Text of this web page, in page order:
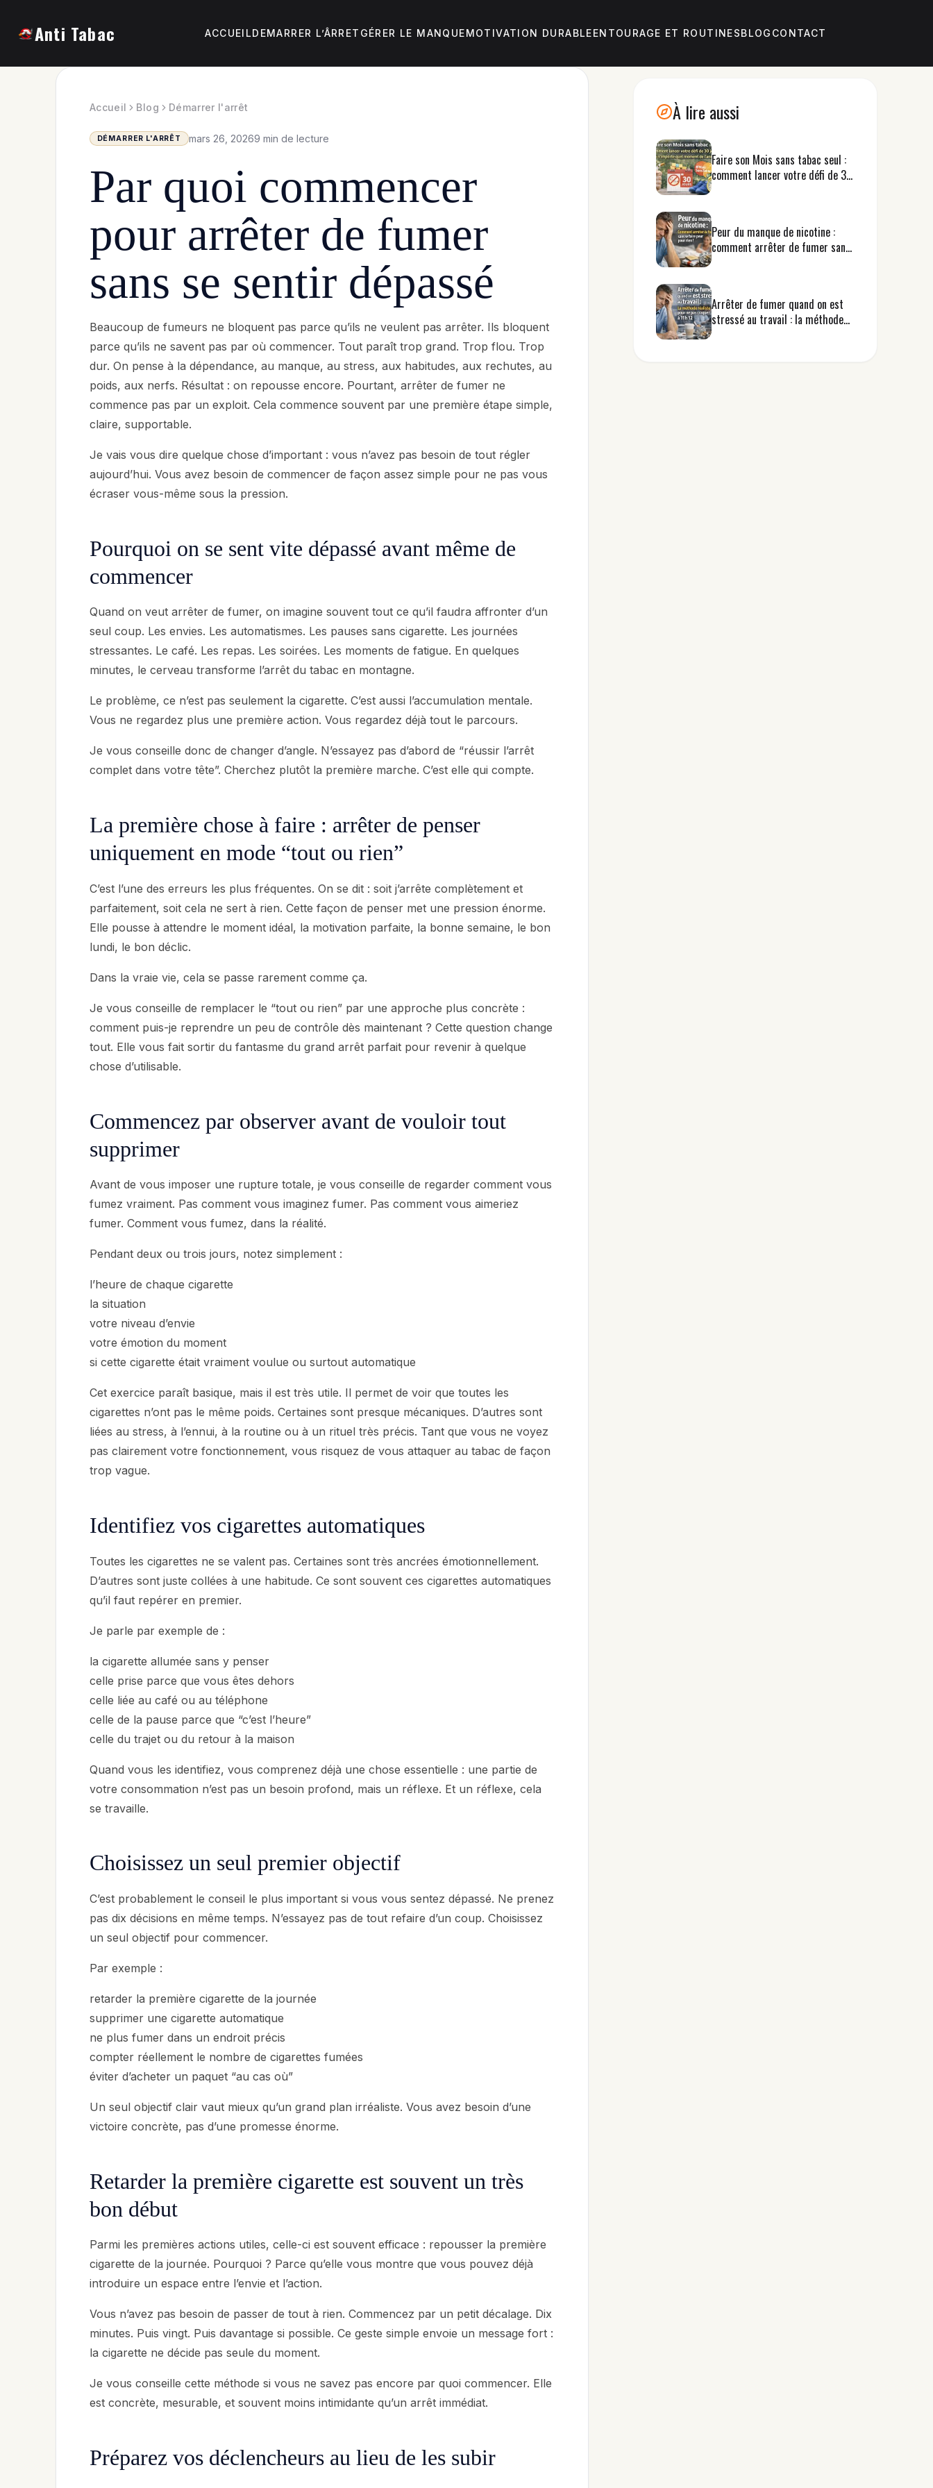
Anti Tabac ACCUEILDEMARRER L’ÂRRET GÉRER LE MANQUEMOTIVATION DURABLEENTOURAGE ET ROUTINESBLOG CONTACT
Accueil Blog Démarrer l'arrêt
DÉMARRER L'ARRÊT mars 26, 20269 min de lecture
Par quoi commencer
pour arrêter de fumer
sans se sentir dépassé
Beaucoup de fumeurs ne bloquent pas parce qu’ils ne veulent pas arrêter. Ils bloquent
parce qu’ils ne savent pas par où commencer. Tout paraît trop grand. Trop flou. Trop
dur. On pense à la dépendance, au manque, au stress, aux habitudes, aux rechutes, au
poids, aux nerfs. Résultat : on repousse encore. Pourtant, arrêter de fumer ne
commence pas par un exploit. Cela commence souvent par une première étape simple,
claire, supportable.
Je vais vous dire quelque chose d’important : vous n’avez pas besoin de tout régler
aujourd’hui. Vous avez besoin de commencer de façon assez simple pour ne pas vous
écraser vous-même sous la pression.
Pourquoi on se sent vite dépassé avant même de
commencer
Quand on veut arrêter de fumer, on imagine souvent tout ce qu’il faudra affronter d’un
seul coup. Les envies. Les automatismes. Les pauses sans cigarette. Les journées
stressantes. Le café. Les repas. Les soirées. Les moments de fatigue. En quelques
minutes, le cerveau transforme l’arrêt du tabac en montagne.
Le problème, ce n’est pas seulement la cigarette. C’est aussi l’accumulation mentale.
Vous ne regardez plus une première action. Vous regardez déjà tout le parcours.
Je vous conseille donc de changer d’angle. N’essayez pas d’abord de “réussir l’arrêt
complet dans votre tête”. Cherchez plutôt la première marche. C’est elle qui compte.
La première chose à faire : arrêter de penser
uniquement en mode “tout ou rien”
C’est l’une des erreurs les plus fréquentes. On se dit : soit j’arrête complètement et
parfaitement, soit cela ne sert à rien. Cette façon de penser met une pression énorme.
Elle pousse à attendre le moment idéal, la motivation parfaite, la bonne semaine, le bon
lundi, le bon déclic.
Dans la vraie vie, cela se passe rarement comme ça.
Je vous conseille de remplacer le “tout ou rien” par une approche plus concrète :
comment puis-je reprendre un peu de contrôle dès maintenant ? Cette question change
tout. Elle vous fait sortir du fantasme du grand arrêt parfait pour revenir à quelque
chose d’utilisable.
Commencez par observer avant de vouloir tout
supprimer
Avant de vous imposer une rupture totale, je vous conseille de regarder comment vous
fumez vraiment. Pas comment vous imaginez fumer. Pas comment vous aimeriez
fumer. Comment vous fumez, dans la réalité.
Pendant deux ou trois jours, notez simplement :
l’heure de chaque cigarette
la situation
votre niveau d’envie
votre émotion du moment
si cette cigarette était vraiment voulue ou surtout automatique
Cet exercice paraît basique, mais il est très utile. Il permet de voir que toutes les
cigarettes n’ont pas le même poids. Certaines sont presque mécaniques. D’autres sont
liées au stress, à l’ennui, à la routine ou à un rituel très précis. Tant que vous ne voyez
pas clairement votre fonctionnement, vous risquez de vous attaquer au tabac de façon
trop vague.
Identifiez vos cigarettes automatiques
Toutes les cigarettes ne se valent pas. Certaines sont très ancrées émotionnellement.
D’autres sont juste collées à une habitude. Ce sont souvent ces cigarettes automatiques
qu’il faut repérer en premier.
Je parle par exemple de :
la cigarette allumée sans y penser
celle prise parce que vous êtes dehors
celle liée au café ou au téléphone
celle de la pause parce que “c’est l’heure”
celle du trajet ou du retour à la maison
Quand vous les identifiez, vous comprenez déjà une chose essentielle : une partie de
votre consommation n’est pas un besoin profond, mais un réflexe. Et un réflexe, cela
se travaille.
Choisissez un seul premier objectif
C’est probablement le conseil le plus important si vous vous sentez dépassé. Ne prenez
pas dix décisions en même temps. N’essayez pas de tout refaire d’un coup. Choisissez
un seul objectif pour commencer.
Par exemple :
retarder la première cigarette de la journée
supprimer une cigarette automatique
ne plus fumer dans un endroit précis
compter réellement le nombre de cigarettes fumées
éviter d’acheter un paquet “au cas où”
Un seul objectif clair vaut mieux qu’un grand plan irréaliste. Vous avez besoin d’une
victoire concrète, pas d’une promesse énorme.
Retarder la première cigarette est souvent un très
bon début
Parmi les premières actions utiles, celle-ci est souvent efficace : repousser la première
cigarette de la journée. Pourquoi ? Parce qu’elle vous montre que vous pouvez déjà
introduire un espace entre l’envie et l’action.
Vous n’avez pas besoin de passer de tout à rien. Commencez par un petit décalage. Dix
minutes. Puis vingt. Puis davantage si possible. Ce geste simple envoie un message fort :
la cigarette ne décide pas seule du moment.
Je vous conseille cette méthode si vous ne savez pas encore par quoi commencer. Elle
est concrète, mesurable, et souvent moins intimidante qu’un arrêt immédiat.
Préparez vos déclencheurs au lieu de les subir
À lire aussi
Faire son Mois sans tabac seul :
comment lancer votre défi de 30
Peur du manque de nicotine :
comment arrêter de fumer sans
Arrêter de fumer quand on est
stressé au travail : la méthode